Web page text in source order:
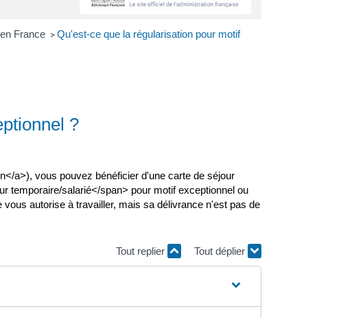
France > Qu'est-ce que la régularisation pour motif
?
a>), vous pouvez bénéficier d'une carte de séjour
temporaire/salarié</span> pour motif exceptionnel ou
autorise à travailler, mais sa délivrance n'est pas de
Tout replier Tout déplier